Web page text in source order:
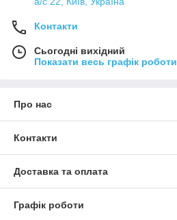
Контакти
Сьогодні вихідний
Показати весь графік роботи
Про нас
Контакти
Доставка та оплата
Графік роботи